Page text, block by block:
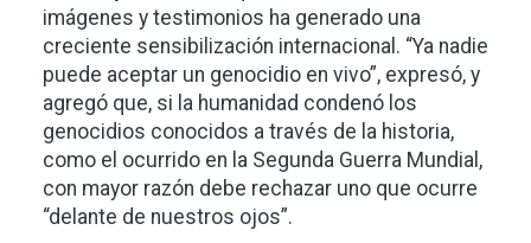
imágenes y testimonios ha generado una
creciente sensibilización internacional. “Ya nadie
puede aceptar un genocidio en vivo”, expresó, y
agregó que, si la humanidad condenó los
genocidios conocidos a través de la historia,
como el ocurrido en la Segunda Guerra Mundial,
con mayor razón debe rechazar uno que ocurre
“delante de nuestros ojos”.